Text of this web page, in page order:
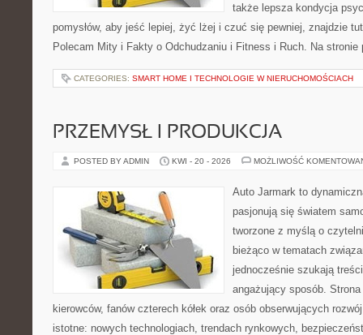
także lepsza kondycja
pomysłów, aby jeść lepiej, żyć lżej i czuć się pewniej, znajdzie
Polecam Mity i Fakty o Odchudzaniu i Fitness i Ruch. Na
CATEGORIES: SMART HOME I TECHNOLOGIE W NIERUCHOMOŚCIACH
PRZEMYSŁ I PRODUKCJA
POSTED BY ADMIN KWI - 20 - 2026 MOŻLIWOŚĆ
Auto Jarmark to
pasjonują się światem
tworzone z myślą o
bieżąco w tematach
jednocześnie szukają
angażujący sposób.
kierowców, fanów czterech kółek oraz osób obserwujących
istotne: nowych technologiach, trendach rynkowych,